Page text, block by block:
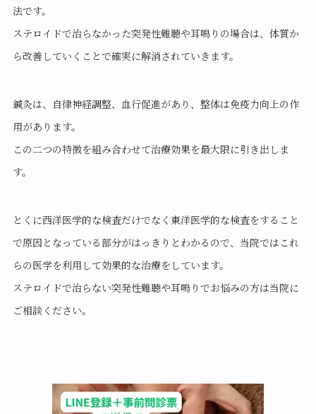
法です。
ステロイドで治らなかった突発性難聴や耳鳴りの場合は、体質か
ら改善していくことで確実に解消されていきます。
鍼灸は、自律神経調整、血行促進があり、整体は免疫力向上の作
用があります。
この二つの特徴を組み合わせて治療効果を最大限に引き出しま
す。
とくに西洋医学的な検査だけでなく東洋医学的な検査をすること
で原因となっている部分がはっきりとわかるので、当院ではこれ
らの医学を利用して効果的な治療をしています。
ステロイドで治らない突発性難聴や耳鳴りでお悩みの方は当院に
ご相談ください。